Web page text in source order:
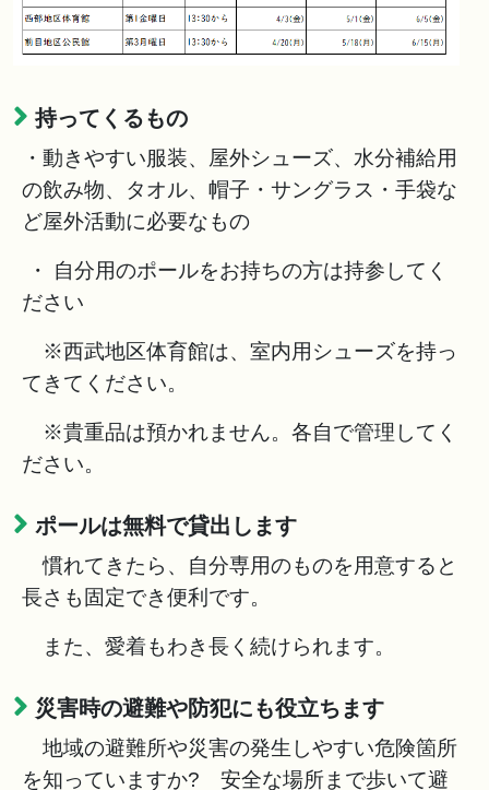
持ってくるもの
・動きやすい服装、屋外シューズ、水分補給用
の飲み物、タオル、帽子・サングラス・手袋な
ど屋外活動に必要なもの
・ 自分用のポールをお持ちの方は持参してく
ださい
※西武地区体育館は、室内用シューズを持っ
てきてください。
※貴重品は預かれません。各自で管理してく
ださい。
ポールは無料で貸出します
慣れてきたら、自分専用のものを用意すると
長さも固定でき便利です。
また、愛着もわき長く続けられます。
災害時の避難や防犯にも役立ちます
地域の避難所や災害の発生しやすい危険箇所
を知っていますか? 安全な場所まで歩いて避